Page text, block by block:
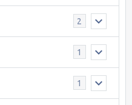
2
1
1